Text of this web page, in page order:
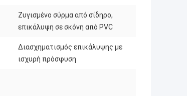
Ζυγισμένο σύρμα από σίδηρο,
επικάλυψη σε σκόνη από PVC
Διασχηματισμός επικάλυψης με
ισχυρή πρόσφυση